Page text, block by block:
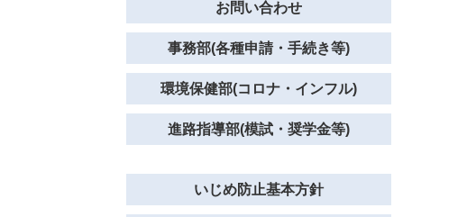
お問い合わせ
事務部(各種申請・手続き等)
環境保健部(コロナ・インフル)
進路指導部(模試・奨学金等)
いじめ防止基本方針